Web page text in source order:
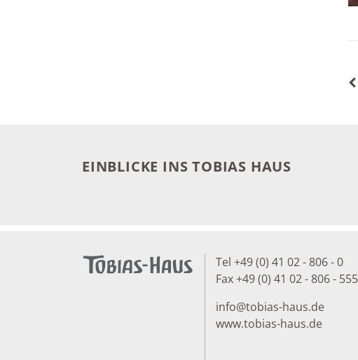
EINBLICKE INS TOBIAS HAUS
Tel +49 (0) 41 02 - 806 - 0
Fax +49 (0) 41 02 - 806 - 555
info@tobias-haus.de
www.tobias-haus.de